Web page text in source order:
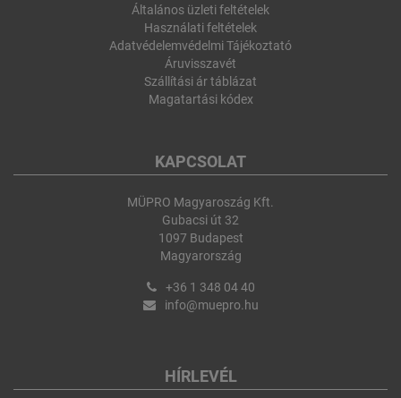
Általános üzleti feltételek
Használati feltételek
Adatvédelemvédelmi Tájékoztató
Áruvisszavét
Szállítási ár táblázat
Magatartási kódex
KAPCSOLAT
MÜPRO Magyaroszág Kft.
Gubacsi út 32
1097 Budapest
Magyarország
+36 1 348 04 40
info@muepro.hu
HÍRLEVÉL